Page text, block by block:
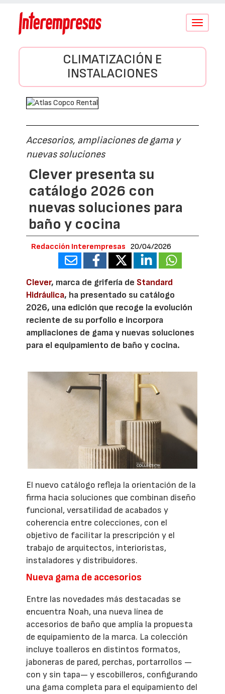
Conmutar
CLIMATIZACIÓN E
INSTALACIONES
Accesorios, ampliaciones de gama y
nuevas soluciones
Clever presenta su
catálogo 2026 con
nuevas soluciones para
baño y cocina
Redacción Interempresas 20/04/2026
Clever, marca de grifería de Standard
Hidráulica, ha presentado su catálogo
2026, una edición que recoge la evolución
reciente de su porfolio e incorpora
ampliaciones de gama y nuevas soluciones
para el equipamiento de baño y cocina.
El nuevo catálogo refleja la orientación de la
firma hacia soluciones que combinan diseño
funcional, versatilidad de acabados y
coherencia entre colecciones, con el
objetivo de facilitar la prescripción y el
trabajo de arquitectos, interioristas,
instaladores y distribuidores.
Nueva gama de accesorios
Entre las novedades más destacadas se
encuentra Noah, una nueva línea de
accesorios de baño que amplía la propuesta
de equipamiento de la marca. La colección
incluye toalleros en distintos formatos,
jaboneras de pared, perchas, portarrollos —
con y sin tapa— y escobilleros, configurando
una gama completa para el equipamiento del